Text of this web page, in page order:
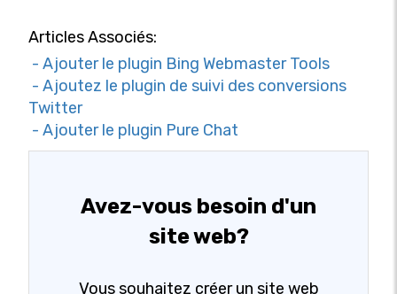
Articles Associés:
- Ajouter le plugin Bing Webmaster Tools
- Ajoutez le plugin de suivi des conversions
Twitter
- Ajouter le plugin Pure Chat
Avez-vous besoin d'un
site web?
Vous souhaitez créer un site web